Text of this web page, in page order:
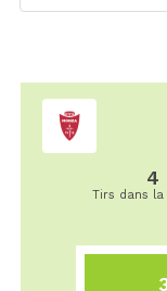
4
Tirs dans